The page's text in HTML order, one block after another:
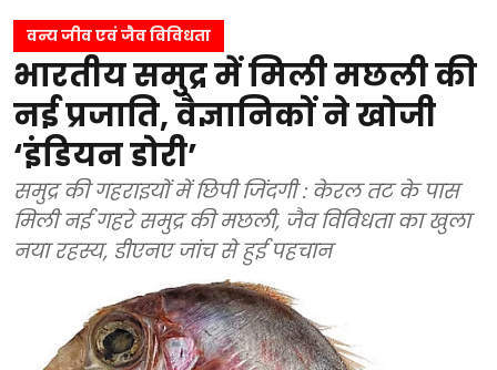
वन्य जीव एवं जैव विविधता
भारतीय समुद्र में मिली मछली की
नई प्रजाति, वैज्ञानिकों ने खोजी
‘इंडियन डोरी’
समुद्र की गहराइयों में छिपी जिंदगी : केरल तट के पास
मिली नई गहरे समुद्र की मछली, जैव विविधता का खुला
नया रहस्य, डीएनए जांच से हुई पहचान